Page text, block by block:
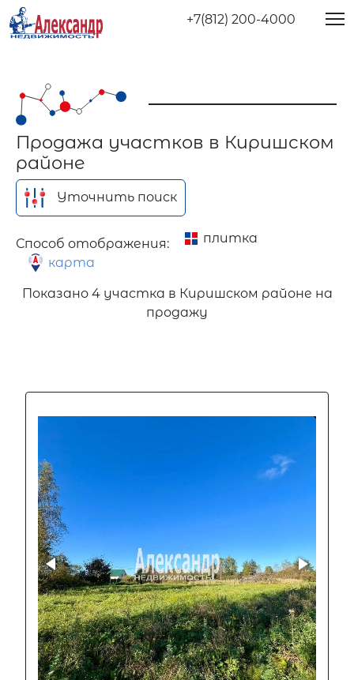
+7(812) 200-4000
Продажа участков в Киришском
районе
Уточнить поиск
Способ отображения:
плитка
карта
Показано 4 участка в Киришском районе на
продажу